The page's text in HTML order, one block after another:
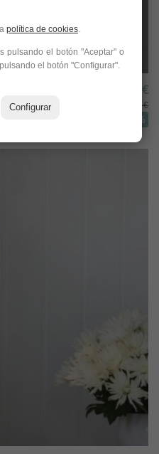
87,00 €
290,00 €
-70%
política de cookies
pulsando el botón "Aceptar" o
el botón "Configurar".
Configurar